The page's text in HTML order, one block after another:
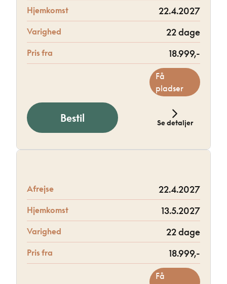
Hjemkomst 22.4.2027
Varighed 22 dage
Pris fra 18.999,-
Få
pladser
Bestil Se detaljer
Afrejse 22.4.2027
Hjemkomst 13.5.2027
Varighed 22 dage
Pris fra 18.999,-
Få